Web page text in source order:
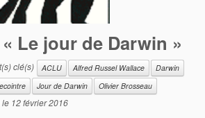
Le jour de Darwin »
clé(s) ACLU Alfred Russel Wallace
Darwin
Jour de Darwin
Olivier Brosseau
le 12 février 2016